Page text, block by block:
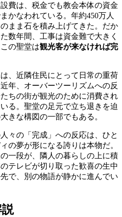
費は、税金でも教会本体の資金
かなわれている。年約450万人
まま石を積み上げてきた。だか
数年間、工事は資金難で大きく
の聖堂は観光客が来なければ完
、近隣住民にとって日常の重荷
年、オーバーツーリズムへの反
ちの街が観光のために消費され
る。聖堂の足元で立ち退きを迫
きな構図の一部でもある。
々の「完成」への反応は、ひと
の夢が形になる誇りは本物だ。
一段が、隣人の暮らしの上に積
テレビが切り取った歓喜の生中
で、別の物語が静かに進んでい